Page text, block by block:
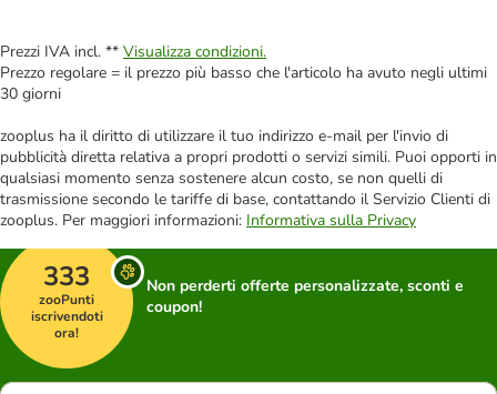
Prezzi IVA incl. ** Visualizza condizioni.
Prezzo regolare = il prezzo più basso che l'articolo ha avuto negli ultimi
30 giorni
zooplus ha il diritto di utilizzare il tuo indirizzo e-mail per l'invio di
pubblicità diretta relativa a propri prodotti o servizi simili. Puoi opporti in
qualsiasi momento senza sostenere alcun costo, se non quelli di
trasmissione secondo le tariffe di base, contattando il Servizio Clienti di
zooplus. Per maggiori informazioni: Informativa sulla Privacy
333
zooPunti
iscrivendoti
ora!
Non perderti offerte personalizzate, sconti e
coupon!